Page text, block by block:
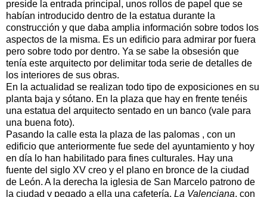
preside la entrada principal, unos rollos de papel que se
habían introducido dentro de la estatua durante la
construcción y que daba amplia información sobre todos los
aspectos de la misma. Es un edificio para admirar por fuera
pero sobre todo por dentro. Ya se sabe la obsesión que
tenía este arquitecto por delimitar toda serie de detalles de
los interiores de sus obras.
En la actualidad se realizan todo tipo de exposiciones en su
planta baja y sótano. En la plaza que hay en frente tenéis
una estatua del arquitecto sentado en un banco (vale para
una buena foto).
Pasando la calle esta la plaza de las palomas , con un
edificio que anteriormente fue sede del ayuntamiento y hoy
en día lo han habilitado para fines culturales. Hay una
fuente del siglo XV creo y el plano en bronce de la ciudad
de León. A la derecha la iglesia de San Marcelo patrono de
la ciudad y pegado a ella una cafetería, La Valenciana, con